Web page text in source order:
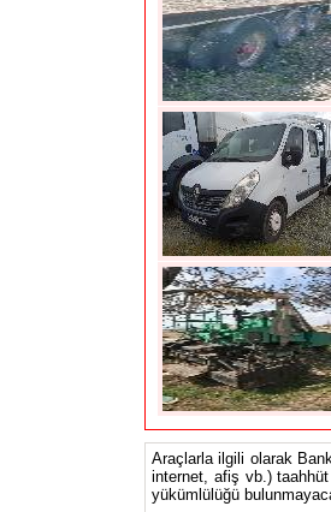
Araçlarla ilgili olarak
internet, afiş vb.) taahhüt
yükümlülüğü